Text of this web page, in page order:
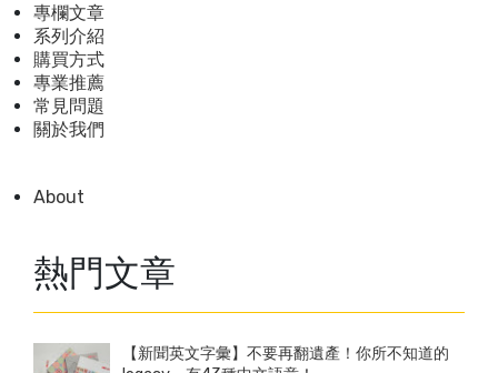
專欄文章
系列介紹
購買方式
專業推薦
常見問題
關於我們
About
熱門文章
【新聞英文字彙】不要再翻遺產！你所不知道的